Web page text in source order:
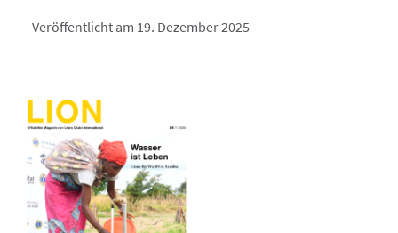
Veröffentlicht am 19. Dezember 2025